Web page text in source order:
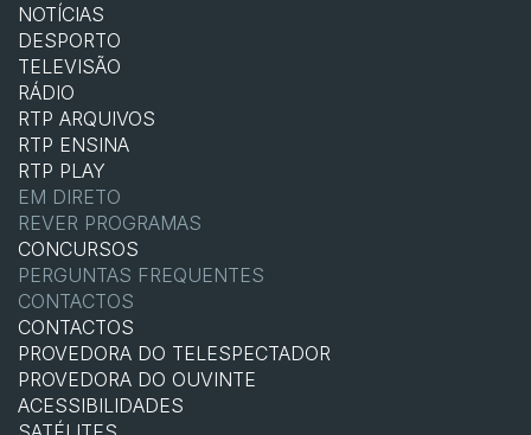
NOTÍCIAS
DESPORTO
TELEVISÃO
RÁDIO
RTP ARQUIVOS
RTP ENSINA
RTP PLAY
EM DIRETO
REVER PROGRAMAS
CONCURSOS
PERGUNTAS FREQUENTES
CONTACTOS
CONTACTOS
PROVEDORA DO TELESPECTADOR
PROVEDORA DO OUVINTE
ACESSIBILIDADES